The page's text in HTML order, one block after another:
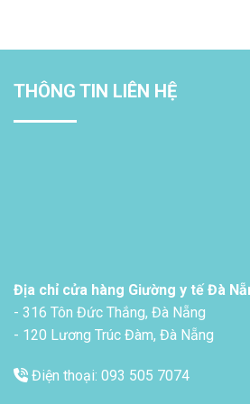
THÔNG TIN LIÊN HỆ
Địa chỉ cửa hàng Giường y tế Đà
- 316 Tôn Đức Thắng, Đà Nẵng
- 120 Lương Trúc Đàm, Đà Nẵng
Điện thoại: 093 505 7074